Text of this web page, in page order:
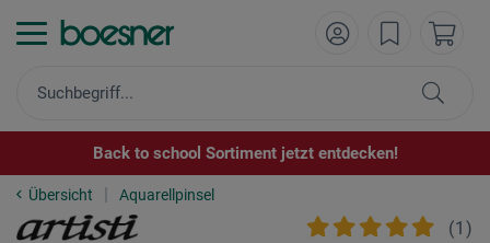
Back to school Sortiment jetzt entdecken!
Übersicht Aquarellpinsel
(1 )